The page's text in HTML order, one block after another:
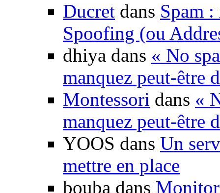
Ducret dans Spam :
Spoofing (ou
dhiya dans « No
manquez peut-être
Montessori dans «
manquez peut-être
YOOS dans Un
mettre en place
bouba dans